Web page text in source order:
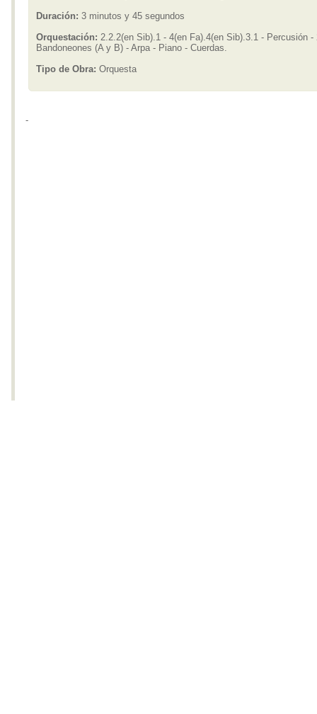
Duración: 3 minutos y 45 segundos
Orquestación: 2.2.2(en Sib).1 - 4(en Fa).4(en Sib).3.1 - Percusión -
Bandoneones (A y B) - Arpa - Piano - Cuerdas.
Tipo de Obra: Orquesta
-